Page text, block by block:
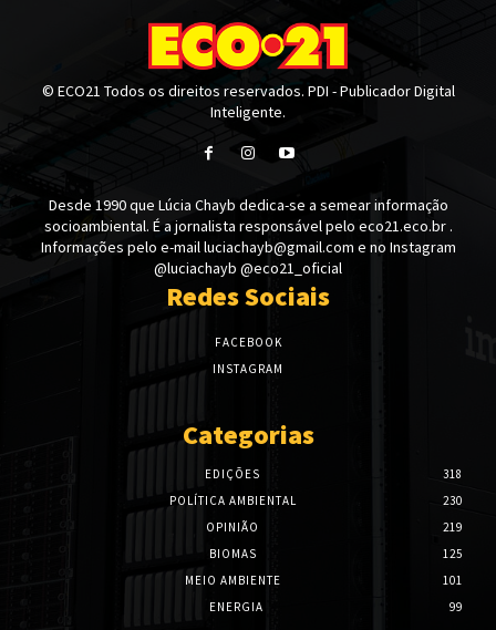
© ECO21 Todos os direitos reservados. PDI - Publicador Digital
Inteligente.
Desde 1990 que Lúcia Chayb dedica-se a semear informação
socioambiental. É a jornalista responsável pelo eco21.eco.br .
Informações pelo e-mail luciachayb@gmail.com e no Instagram
@luciachayb @eco21_oficial
Redes Sociais
FACEBOOK
INSTAGRAM
Categorias
EDIÇÕES
318
POLÍTICA AMBIENTAL
230
OPINIÃO
219
BIOMAS
125
MEIO AMBIENTE
101
ENERGIA
99